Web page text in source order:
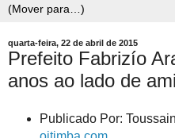
quarta-feira, 22 de abril de 2015
Prefeito Fabrizío
anos ao lado de
Publicado Por: